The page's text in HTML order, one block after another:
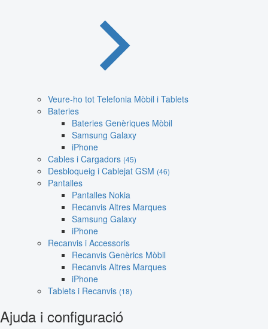
Veure-ho tot Telefonia Mòbil i Tablets
Bateries
Bateries Genèriques Mòbil
Samsung Galaxy
iPhone
Cables i Cargadors (45)
Desbloqueig i Cablejat GSM (46)
Pantalles
Pantalles Nokia
Recanvis Altres Marques
Samsung Galaxy
iPhone
Recanvis i Accessoris
Recanvis Genèrics Mòbil
Recanvis Altres Marques
iPhone
Tablets i Recanvis (18)
Ajuda i configuració